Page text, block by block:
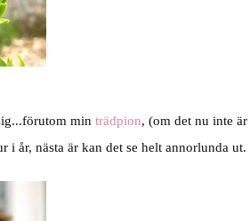
min trädpion, (om det nu inte
i år, nästa är kan det se helt annorlunda ut.